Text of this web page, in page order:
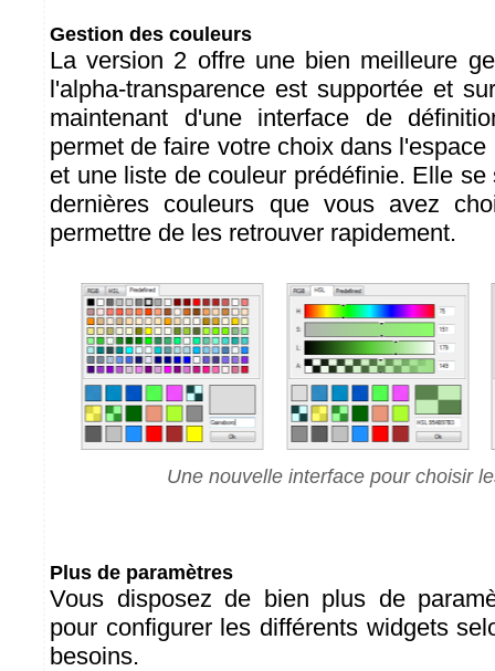
Gestion des couleurs
La version 2 offre une bien meilleure
l'alpha-transparence est supportée et
maintenant d'une interface de
permet de faire votre choix dans
et une liste de couleur prédéfinie. Elle
dernières couleurs que vous avez
permettre de les retrouver rapidement.
Une nouvelle interface pour choisir
Plus de paramètres
Vous disposez de bien plus de
pour configurer les différents widgets
besoins.